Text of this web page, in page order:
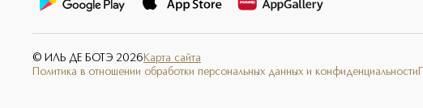
© ИЛЬ ДЕ БОТЭ 2026 Карта сайта
Политика в отношении обработки персональных данных и конфиденциальности